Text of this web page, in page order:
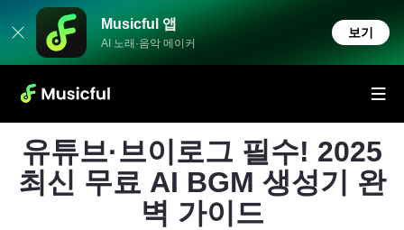
Musicful 앱
AI 노래·음악 메이커
보기
유튜브·브이로그 필수! 2025
최신 무료 AI BGM 생성기 완
벽 가이드